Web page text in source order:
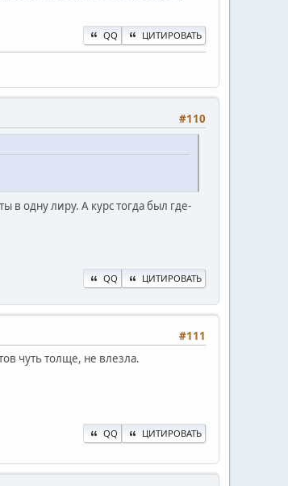
QQ ЦИТИРОВАТЬ
#110
в одну лиру. А курс тогда был где-
QQ ЦИТИРОВАТЬ
#111
чуть толще, не влезла.
QQ ЦИТИРОВАТЬ